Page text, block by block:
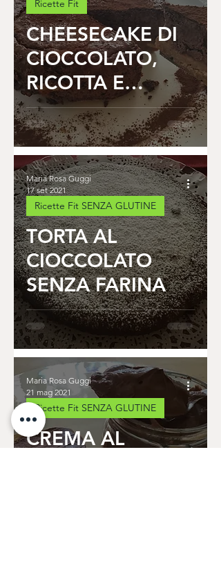
CHEESECAKE DI
CIOCCOLATO,
RICOTTA E
YOGURT SENZA
FARINA
Ricette Fit
TORTA AL
CIOCCOLATO
SENZA FARINA
Ricette Fit SENZA GLUTINE
Maria Rosa Guggi
17 set 2021
CREMA AL
Ricette Fit SENZA GLUTINE
Maria Rosa Guggi
21 mag 2021